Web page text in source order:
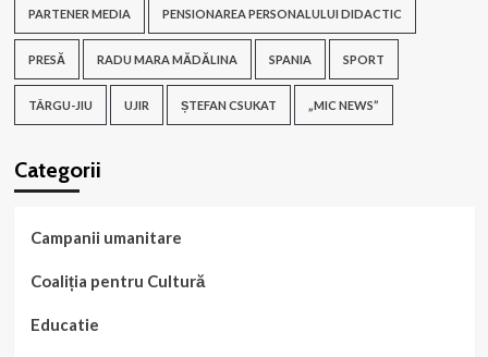
PARTENER MEDIA PENSIONAREA PERSONALULUI DIDACTIC
PRESĂ RADU MARA MĂDĂLINA SPANIA SPORT
TÂRGU-JIU UJIR ȘTEFAN CSUKAT „MIC NEWS”
Categorii
Campanii umanitare
Coaliția pentru Cultură
Educatie